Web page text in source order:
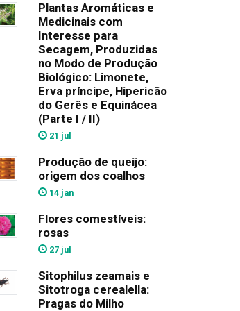
Plantas Aromáticas e
Medicinais com
Interesse para
Secagem, Produzidas
no Modo de Produção
Biológico: Limonete,
Erva príncipe, Hipericão
do Gerês e Equinácea
(Parte I / II)
21 jul
Produção de queijo:
origem dos coalhos
14 jan
Flores comestíveis:
rosas
27 jul
Sitophilus zeamais e
Sitotroga cerealella:
Pragas do Milho